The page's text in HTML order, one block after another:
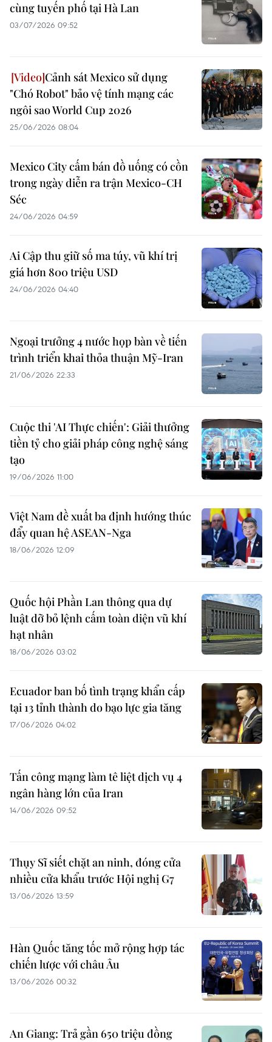
cùng tuyến phố tại Hà Lan
03/07/2026 09:52
Cảnh sát Mexico sử dụng
"Chó Robot" bảo vệ tính mạng các
ngôi sao World Cup 2026
25/06/2026 08:04
Mexico City cấm bán đồ uống có cồn
trong ngày diễn ra trận Mexico-CH
Séc
24/06/2026 04:59
Ai Cập thu giữ số ma túy, vũ khí trị
giá hơn 800 triệu USD
24/06/2026 04:40
Ngoại trưởng 4 nước họp bàn về tiến
trình triển khai thỏa thuận Mỹ-Iran
21/06/2026 22:33
Cuộc thi 'AI Thực chiến': Giải thưởng
tiền tỷ cho giải pháp công nghệ sáng
tạo
19/06/2026 11:00
Việt Nam đề xuất ba định hướng thúc
đẩy quan hệ ASEAN-Nga
18/06/2026 12:09
Quốc hội Phần Lan thông qua dự
luật dỡ bỏ lệnh cấm toàn diện vũ khí
hạt nhân
18/06/2026 03:02
Ecuador ban bố tình trạng khẩn cấp
tại 13 tỉnh thành do bạo lực gia tăng
17/06/2026 04:02
Tấn công mạng làm tê liệt dịch vụ 4
ngân hàng lớn của Iran
14/06/2026 09:52
Thụy Sĩ siết chặt an ninh, đóng cửa
nhiều cửa khẩu trước Hội nghị G7
13/06/2026 13:59
Hàn Quốc tăng tốc mở rộng hợp tác
chiến lược với châu Âu
13/06/2026 00:32
An Giang: Trả gần 650 triệu đồng